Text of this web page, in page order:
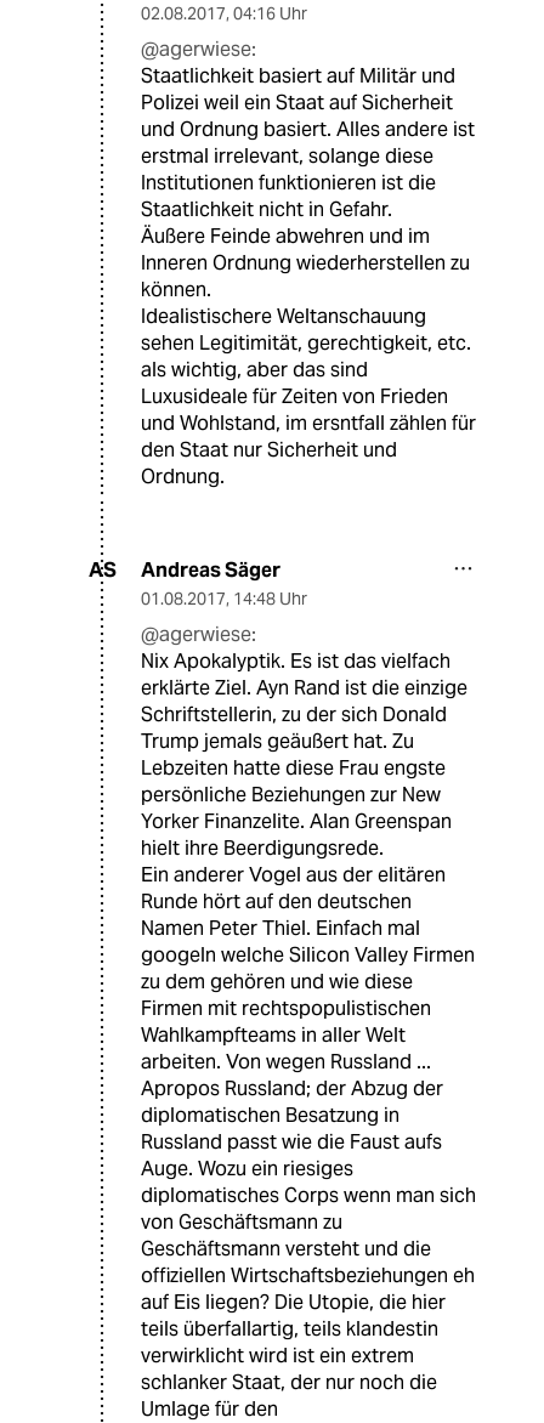
02.08.2017, 04:16 Uhr
@agerwiese:
Staatlichkeit basiert auf Militär und
Polizei weil ein Staat auf Sicherheit
und Ordnung basiert. Alles andere ist
erstmal irrelevant, solange diese
Institutionen funktionieren ist die
Staatlichkeit nicht in Gefahr.
Äußere Feinde abwehren und im
Inneren Ordnung wiederherstellen zu
können.
Idealistischere Weltanschauung
sehen Legitimität, gerechtigkeit, etc.
als wichtig, aber das sind
Luxusideale für Zeiten von Frieden
und Wohlstand, im ersntfall zählen für
den Staat nur Sicherheit und
Ordnung.
AS Andreas Säger
01.08.2017, 14:48 Uhr
@agerwiese:
Nix Apokalyptik. Es ist das vielfach
erklärte Ziel. Ayn Rand ist die einzige
Schriftstellerin, zu der sich Donald
Trump jemals geäußert hat. Zu
Lebzeiten hatte diese Frau engste
persönliche Beziehungen zur New
Yorker Finanzelite. Alan Greenspan
hielt ihre Beerdigungsrede.
Ein anderer Vogel aus der elitären
Runde hört auf den deutschen
Namen Peter Thiel. Einfach mal
googeln welche Silicon Valley Firmen
zu dem gehören und wie diese
Firmen mit rechtspopulistischen
Wahlkampfteams in aller Welt
arbeiten. Von wegen Russland ...
Apropos Russland; der Abzug der
diplomatischen Besatzung in
Russland passt wie die Faust aufs
Auge. Wozu ein riesiges
diplomatisches Corps wenn man sich
von Geschäftsmann zu
Geschäftsmann versteht und die
offiziellen Wirtschaftsbeziehungen eh
auf Eis liegen? Die Utopie, die hier
teils überfallartig, teils klandestin
verwirklicht wird ist ein extrem
schlanker Staat, der nur noch die
Umlage für den